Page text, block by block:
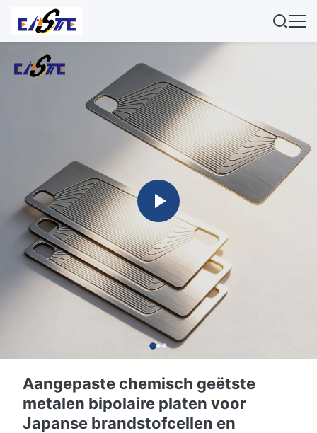
Aangepaste chemisch geëtste
metalen bipolaire platen voor
Japanse brandstofcellen en